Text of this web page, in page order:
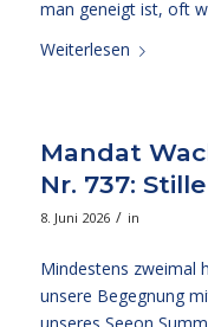
man geneigt ist, oft
Weiterlesen
Mandat
Nr. 737: Stille
8. Juni 2026 / in
Mindestens zweimal
unsere Begegnung